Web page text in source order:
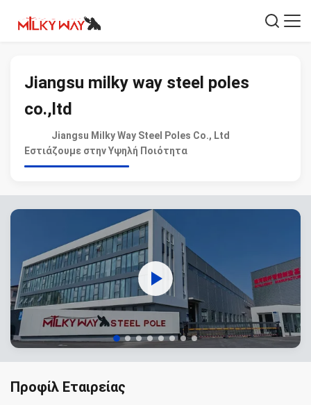
Jiangsu milky way steel poles
co.,ltd
Jiangsu Milky Way Steel Poles Co., Ltd
Εστιάζουμε στην Υψηλή Ποιότητα
Προφίλ Εταιρείας